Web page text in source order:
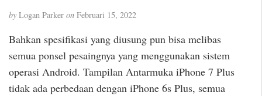
by Logan Parker on Februari 15, 2022
Bahkan spesifikasi yang diusung pun bisa melibas
semua ponsel pesaingnya yang menggunakan sistem
operasi Android. Tampilan Antarmuka iPhone 7 Plus
tidak ada perbedaan dengan iPhone 6s Plus, semua